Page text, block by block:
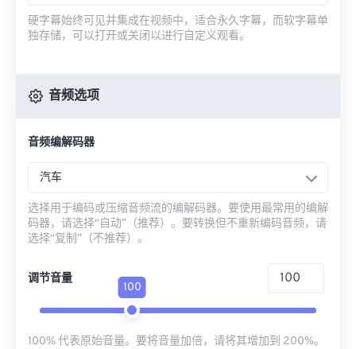
硬字幕始终可见并集成在视频中，适合永久字幕，而软字幕单
独存储，可以打开或关闭以进行自定义观看。
音频选项
音频编解码器
汽车
选择用于编码或压缩音频流的编解码器。要使用最常用的编解
码器，请选择“自动”（推荐）。要转换但不重新编码音频，请
选择“复制”（不推荐）。
调节音量
100
100% 代表原始音量。要将音量加倍，请将其增加到 200%。